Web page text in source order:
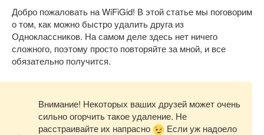
Добро пожаловать на WiFiGid! В этой статье мы поговорим
о том, как можно быстро удалить друга из
Одноклассников. На самом деле здесь нет ничего
сложного, поэтому просто повторяйте за мной, и все
обязательно получится.
Внимание! Некоторых ваших друзей может очень
сильно огорчить такое удаление. Не
расстраивайте их напрасно
Если уж надоело